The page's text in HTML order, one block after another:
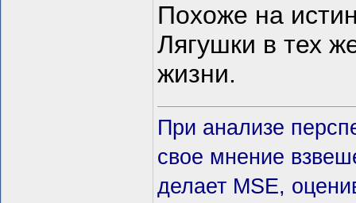
Похоже на
Лягушки в тех
жизни.
При анализе
свое мнение
делает MSE,